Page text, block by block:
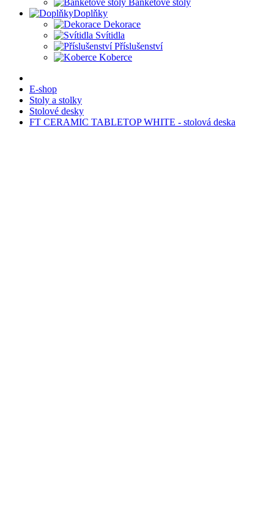
Banketové stoly
Doplňky
Dekorace
Svítidla
Příslušenství
Koberce
E-shop
Stoly a stolky
Stolové desky
FT CERAMIC TABLETOP WHITE - stolová deska